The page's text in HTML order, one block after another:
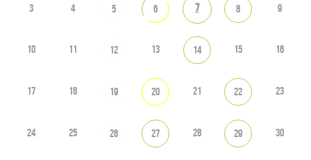
3 4 5 6 7 8 9
10 11 12 13 14 15 16
17 18 19 20 21 22 23
24 25 26 27 28 29 30